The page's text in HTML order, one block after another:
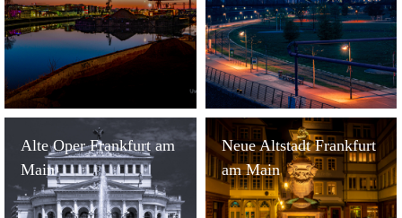
Alte Oper Frankfurt am
Main
Neue Altstadt Frankfurt
am Main